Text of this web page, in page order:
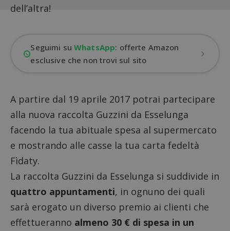
dell’altra!
Seguimi suWhatsApp: offerte Amazon
esclusive che non trovi sul sito
A partire dal 19 aprile 2017 potrai partecipare
alla nuova raccolta Guzzini da Esselunga
facendo la tua abituale spesa al supermercato
e mostrando alle casse la tua carta fedeltà
Fìdaty.
La raccolta Guzzini da Esselunga si suddivide in
quattro appuntamenti, in ognuno dei quali
sarà erogato un diverso premio ai clienti che
effettueranno almeno 30 € di spesa in un